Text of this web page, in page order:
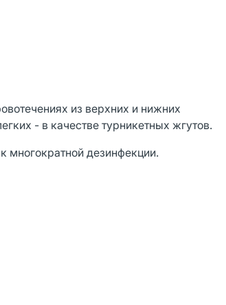
из верхних и нижних
- в качестве турникетных жгутов.
многократной дезинфекции.